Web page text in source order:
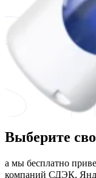
Выберите
а мы бесплатно
компаний СДЭК,